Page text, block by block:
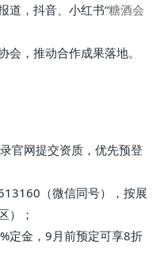
道，抖音、小红书“糖酒会
会，推动合作成果落地。
官网提交资质，优先预登
（微信同号），按展
）；
定金，9月前预定可享8折